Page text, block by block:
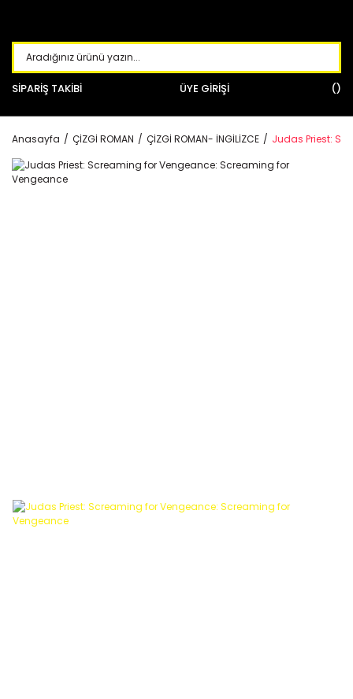
SİPARİŞ TAKİBİ ÜYE GİRİŞİ
Anasayfa ÇİZGİ ROMAN ÇİZGİ ROMAN- İNGİLİZCE Judas Priest: